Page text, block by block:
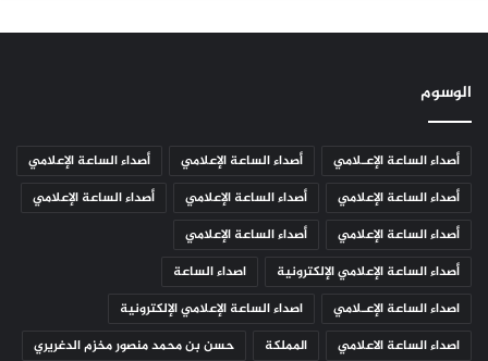
الوسوم
أصداء الساعة الإعـلامي أصداء الساعة الإعلامي
أصداء الساعة الإعلامي
أصداء الساعة الإعلامي
أصداء الساعة الإعلامي
أصداء الساعة الإعلامي
أصداء الساعة الإعلامي
أصداء الساعة الإعلامي
أصداء الساعة الإعلامي الإلكترونية
اصداء الساعة
اصداء الساعة الإعـلامي
اصداء الساعة الإعلامي الإلكترونية
اصداء الساعة الاعلامي
المملكة حسن بن محمد منصور مخزم الدغريري